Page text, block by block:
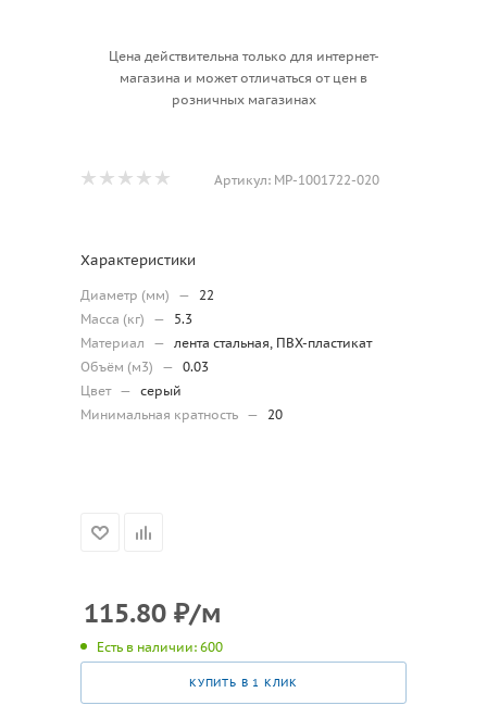
Цена действительна только для интернет-
магазина и может отличаться от цен в
розничных магазинах
Артикул: МР-1001722-020
Характеристики
Диаметр (мм) —
22
Масса (кг)
—
5.3
Материал
—
лента стальная, ПВХ-пластикат
Объём (м3)
— 0.03
Цвет — серый
Минимальная кратность — 20
115.80 ₽/м
Есть в наличии: 600
КУПИТЬ В 1 КЛИК